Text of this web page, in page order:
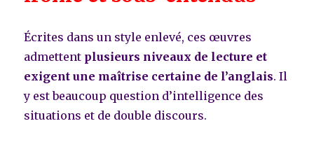
Écrites dans un style enlevé, ces œuvres
admettent plusieurs niveaux de lecture et
exigent une maîtrise certaine de l’anglais. Il
y est beaucoup question d’intelligence des
situations et de double discours.